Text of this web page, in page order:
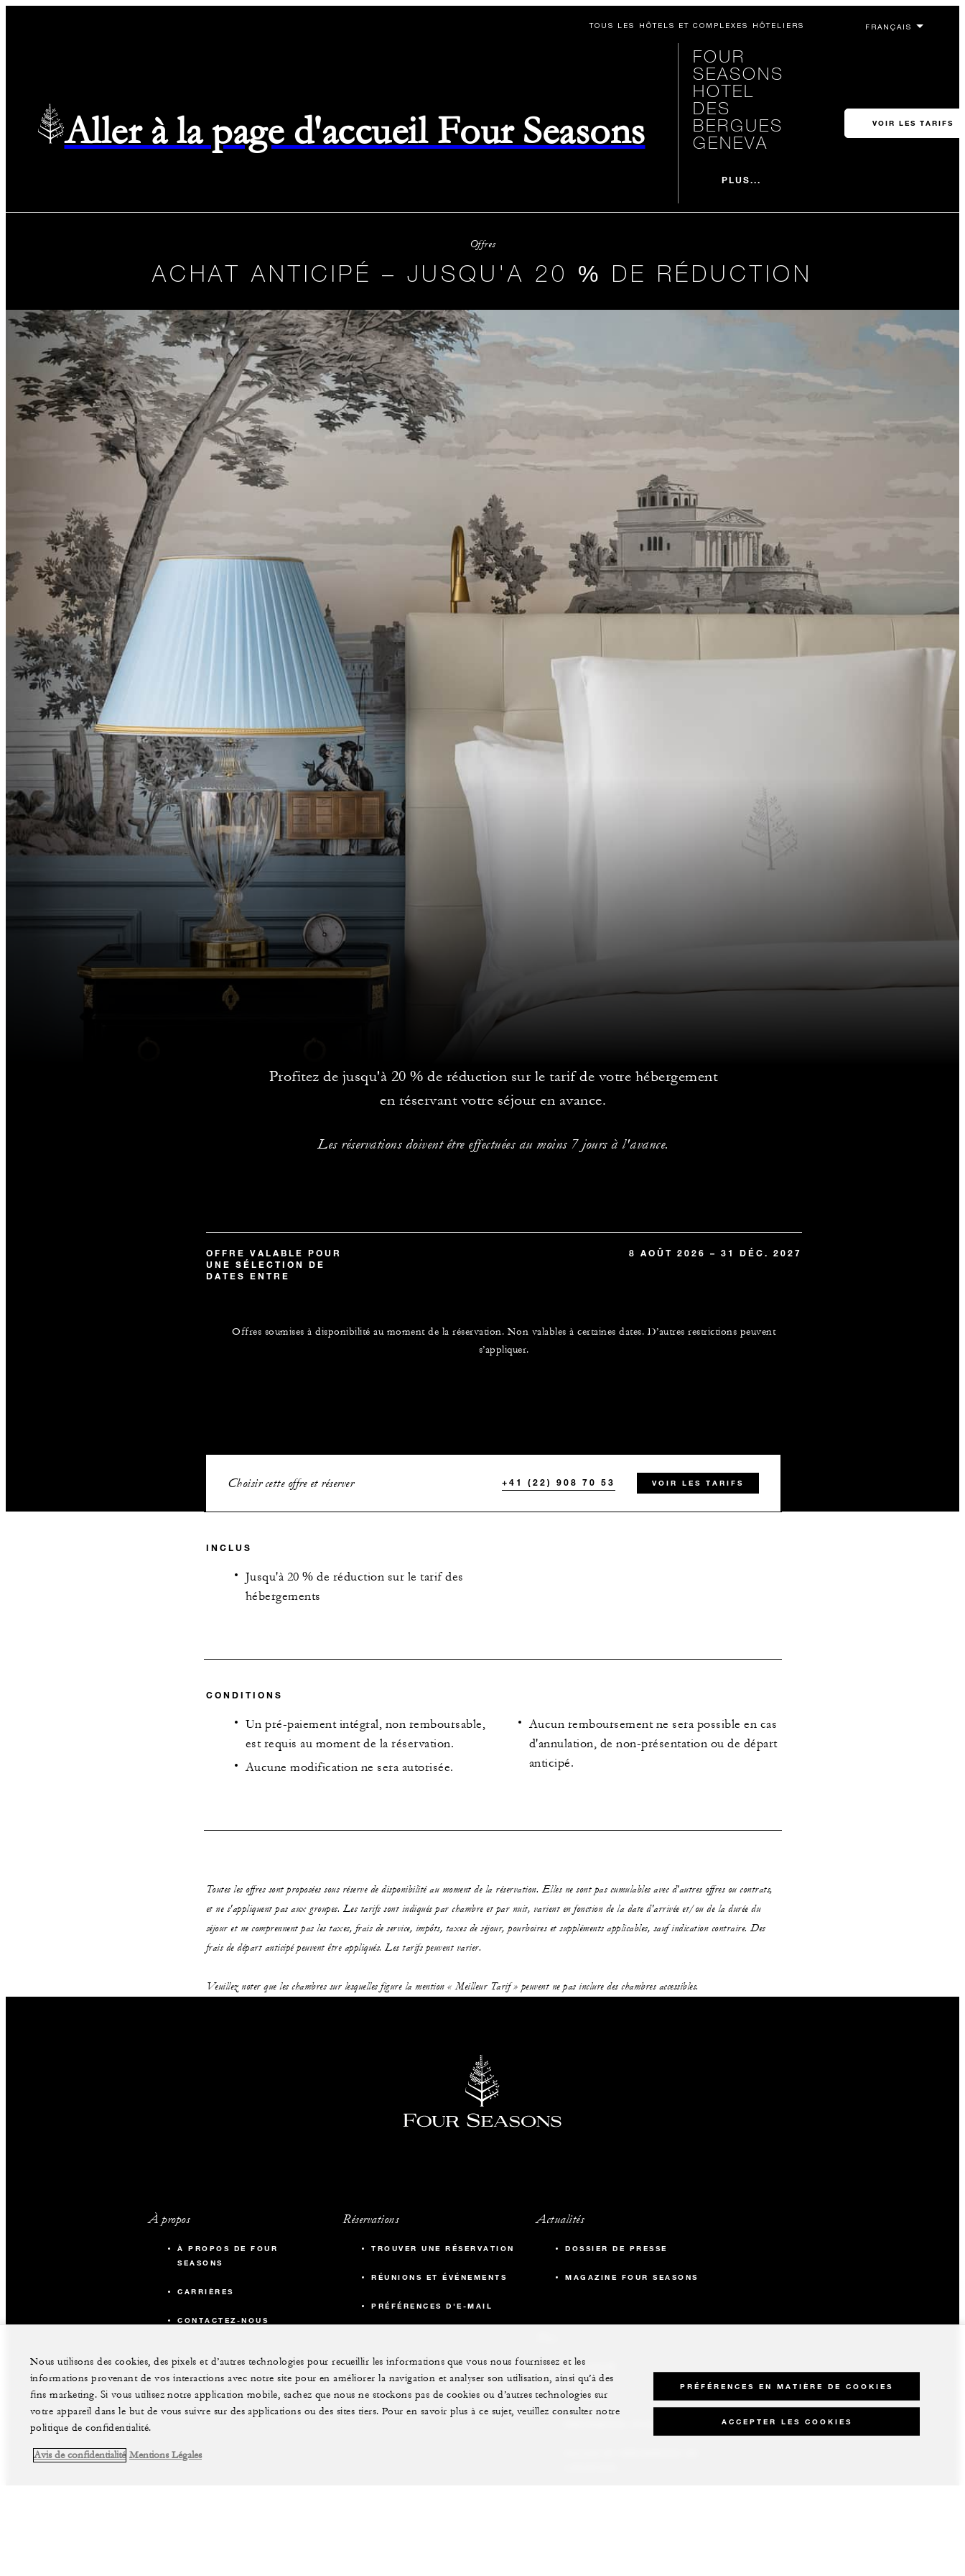
TOUS LES HÔTELS ET COMPLEXES HÔTELIERS
Aller à la page d'accueil Four Seasons
FOUR
SEASONS
HOTEL
DES
BERGUES
GENEVA
PLUS...
VOIR LES TARIFS
Offres
ACHAT ANTICIPÉ – JUSQU'A 20 % DE RÉDUCTION
Profitez de jusqu'à 20 % de réduction sur le tarif de votre hébergement
en réservant votre séjour en avance.
Les réservations doivent être effectuées au moins 7 jours à l'avance.
OFFRE VALABLE POUR
UNE SÉLECTION DE
DATES ENTRE
8 AOÛT 2026 – 31 DÉC. 2027
Offres soumises à disponibilité au moment de la réservation. Non valables à certaines dates. D’autres restrictions peuvent
s’appliquer.
Choisir cette offre et réserver +41 (22) 908 70 53 VOIR LES TARIFS
INCLUS
Jusqu'à 20 % de réduction sur le tarif des
hébergements
CONDITIONS
Un pré-paiement intégral, non remboursable,
est requis au moment de la réservation.
Aucune modification ne sera autorisée.
Aucun remboursement ne sera possible en cas
d'annulation, de non-présentation ou de départ
anticipé.
Toutes les offres sont proposées sous réserve de disponibilité au moment de la réservation. Elles ne sont pas cumulables avec d'autres offres ou contrats,
et ne s'appliquent pas aux groupes. Les tarifs sont indiqués par chambre et par nuit, varient en fonction de la date d'arrivée et/ou de la durée du
séjour et ne comprennent pas les taxes, frais de service, impôts, taxes de séjour, pourboires et suppléments applicables, sauf indication contraire. Des
frais de départ anticipé peuvent être appliqués. Les tarifs peuvent varier.
Veuillez noter que les chambres sur lesquelles figure la mention « Meilleur Tarif » peuvent ne pas inclure des chambres accessibles.
À propos
À PROPOS DE FOUR
SEASONS
CARRIÈRES
CONTACTEZ-NOUS
Réservations
TROUVER UNE RÉSERVATION
RÉUNIONS ET ÉVÉNEMENTS
PRÉFÉRENCES D'E-MAIL
Actualités
DOSSIER DE PRESSE
MAGAZINE FOUR SEASONS
JET PRIVÉ
YACHTS
Nous utilisons des cookies, des pixels et d’autres technologies pour recueillir les informations que vous nous fournissez et les
informations provenant de vos interactions avec notre site pour en améliorer la navigation et analyser son utilisation, ainsi qu’à des
fins marketing. Si vous utilisez notre application mobile, sachez que nous ne stockons pas de cookies ou d’autres technologies sur
votre appareil dans le but de vous suivre sur des applications ou des sites tiers. Pour en savoir plus à ce sujet, veuillez consulter notre
politique de confidentialité.
Avis de confidentialité Mentions Légales
PRÉFÉRENCES EN MATIÈRE DE COOKIES
ACCEPTER LES COOKIES